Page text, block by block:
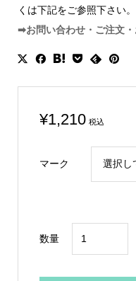
くは下記をご参照下さい。
➡お問い合わせ・ご注文
¥1,210 税込
マーク
数量
ー